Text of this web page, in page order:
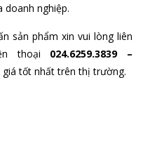
doanh nghiệp.
sản phẩm xin vui lòng liên
thoại 024.6259.3839 –
tốt nhất trên thị trường.